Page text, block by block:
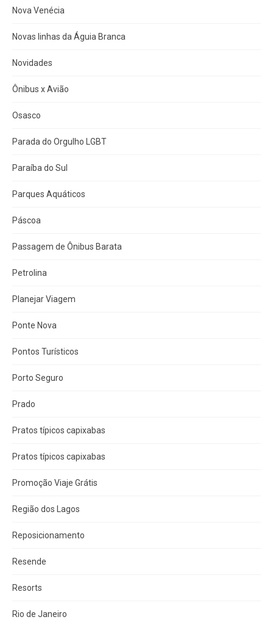
Nova Venécia
Novas linhas da Águia Branca
Novidades
Ônibus x Avião
Osasco
Parada do Orgulho LGBT
Paraíba do Sul
Parques Aquáticos
Páscoa
Passagem de Ônibus Barata
Petrolina
Planejar Viagem
Ponte Nova
Pontos Turísticos
Porto Seguro
Prado
Pratos típicos capixabas
Pratos típicos capixabas
Promoção Viaje Grátis
Região dos Lagos
Reposicionamento
Resende
Resorts
Rio de Janeiro